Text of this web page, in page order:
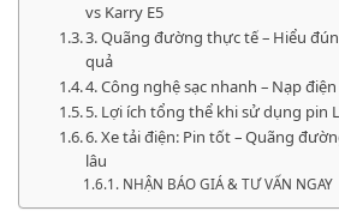
vs Karry E5
3. Quãng đường thực tế – Hiểu
quả
4. Công nghệ sạc nhanh – Nạp
5. Lợi ích tổng thể khi sử dụng pin
6. Xe tải điện: Pin tốt – Quãng
lâu
NHẬN BÁO GIÁ & TƯ VẤN NGAY